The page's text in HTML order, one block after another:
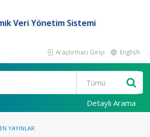
Veri Yönetim Sistemi
Araştırmacı Girişi English
Detaylı Arama
YAYINLAR